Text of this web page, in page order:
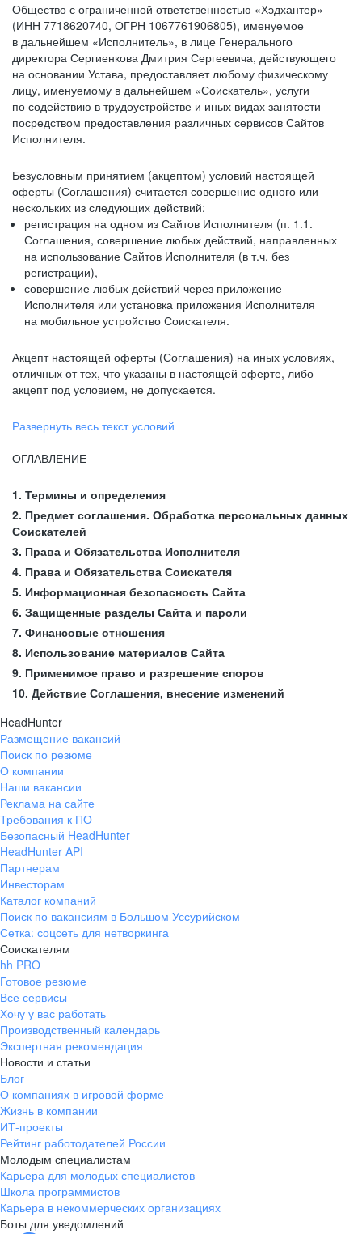
Общество с ограниченной ответственностью «Хэдхантер»
(ИНН 7718620740, ОГРН 1067761906805), именуемое
в дальнейшем «Исполнитель», в лице Генерального
директора Сергиенкова Дмитрия Сергеевича, действующего
на основании Устава, предоставляет любому физическому
лицу, именуемому в дальнейшем «Соискатель», услуги
по содействию в трудоустройстве и иных видах занятости
посредством предоставления различных сервисов Сайтов
Исполнителя.
Безусловным принятием (акцептом) условий настоящей
оферты (Соглашения) считается совершение одного или
нескольких из следующих действий:
регистрация на одном из Сайтов Исполнителя (п. 1.1.
Соглашения, совершение любых действий, направленных
на использование Сайтов Исполнителя (в т.ч. без
регистрации),
совершение любых действий через приложение
Исполнителя или установка приложения Исполнителя
на мобильное устройство Соискателя.
Акцепт настоящей оферты (Соглашения) на иных условиях,
отличных от тех, что указаны в настоящей оферте, либо
акцепт под условием, не допускается.
Развернуть весь текст условий
ОГЛАВЛЕНИЕ
1. Термины и определения
2. Предмет соглашения. Обработка персональных данных
Соискателей
3. Права и Обязательства Исполнителя
4. Права и Обязательства Соискателя
5. Информационная безопасность Сайта
6. Защищенные разделы Сайта и пароли
7. Финансовые отношения
8. Использование материалов Сайта
9. Применимое право и разрешение споров
10. Действие Соглашения, внесение изменений
HeadHunter
Размещение вакансий
Поиск по резюме
О компании
Наши вакансии
Реклама на сайте
Требования к ПО
Безопасный HeadHunter
HeadHunter API
Партнерам
Инвесторам
Каталог компаний
Поиск по вакансиям в Большом Уссурийском
Сетка: соцсеть для нетворкинга
Соискателям
hh PRO
Готовое резюме
Все сервисы
Хочу у вас работать
Производственный календарь
Экспертная рекомендация
Новости и статьи
Блог
О компаниях в игровой форме
Жизнь в компании
ИТ-проекты
Рейтинг работодателей России
Молодым специалистам
Карьера для молодых специалистов
Школа программистов
Карьера в некоммерческих организациях
Боты для уведомлений